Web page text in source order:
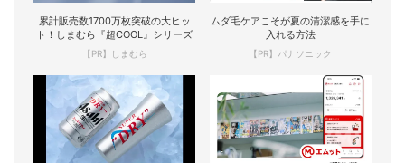
累計販売数1700万枚突破の大ヒッ
ト！しまむら『超COOL』シリーズ
【PR】しまむら
ムダ毛ケアこそが夏の清潔感を手に
入れる方法
【PR】パナソニック